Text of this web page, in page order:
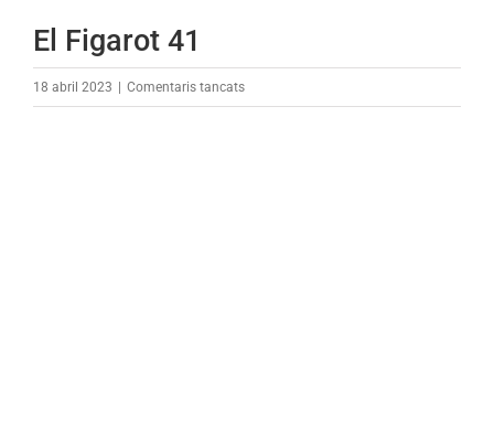
El Figarot 41
18 abril 2023 Comentaris tancatsa